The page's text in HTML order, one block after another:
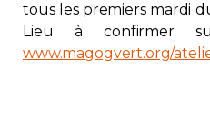
tous les premiers mardi
Lieu à confirmer
www.magogvert.org/